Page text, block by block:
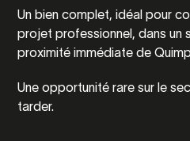
Un bien complet, idéal pour
projet professionnel, dans un
proximité immédiate de
Une opportunité rare sur le
tarder.